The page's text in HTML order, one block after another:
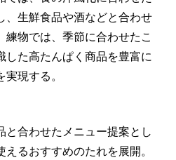
、生鮮食品や酒などと合わせ
練物では、季節に合わせたこ
した高たんぱく商品を豊富に
現する。
と合わせたメニュー提案とし
るおすすめのたれを展開。